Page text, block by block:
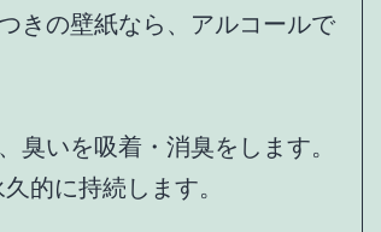
きの壁紙なら、アルコールで
いを吸着・消臭をします。
的に持続します。